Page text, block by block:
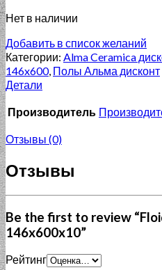
Нет в наличии
Добавить в список желаний
Категории: Alma Ceramica
146x600, Полы Альма дисконт
Детали
Производитель
Отзывы (0)
Отзывы
Be the first to review
146x600x10”
Рейтинг